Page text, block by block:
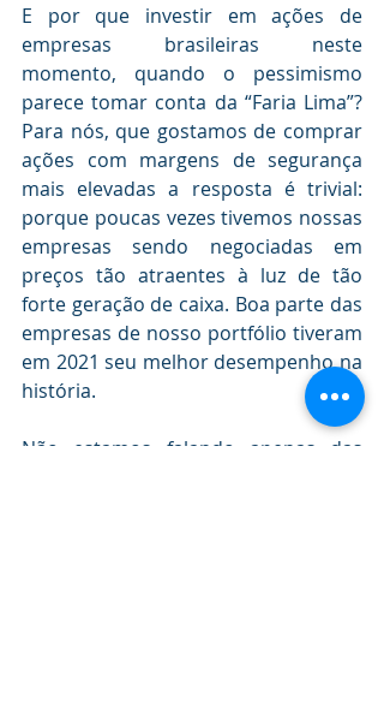
E por que investir em ações de
empresas brasileiras neste
momento, quando o pessimismo
parece tomar conta da “Faria Lima”?
Para nós, que gostamos de comprar
ações com margens de segurança
mais elevadas a resposta é trivial:
porque poucas vezes tivemos nossas
empresas sendo negociadas em
preços tão atraentes à luz de tão
forte geração de caixa. Boa parte das
empresas de nosso portfólio tiveram
em 2021 seu melhor desempenho na
história.
Não estamos falando apenas das